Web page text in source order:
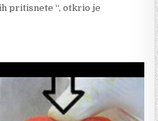
pritisnete “, otkrio je